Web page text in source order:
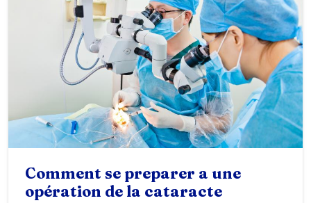
Comment se preparer a une
opération de la cataracte